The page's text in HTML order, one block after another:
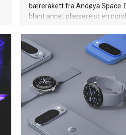
bærerakett fra Andøya Space.
blant annet plassere ut en